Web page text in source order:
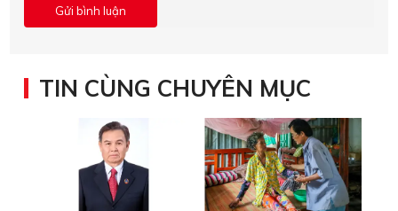
TIN CÙNG CHUYÊN MỤC